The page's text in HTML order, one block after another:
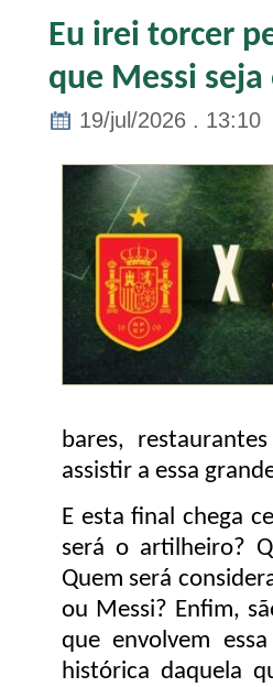
Eu irei torcer
que Messi
19/jul/2026 . 13:10
bares,
assistir a essa
E esta final chega
será o artilheiro?
Quem será
ou Messi? Enfim,
que envolvem
histórica daquela